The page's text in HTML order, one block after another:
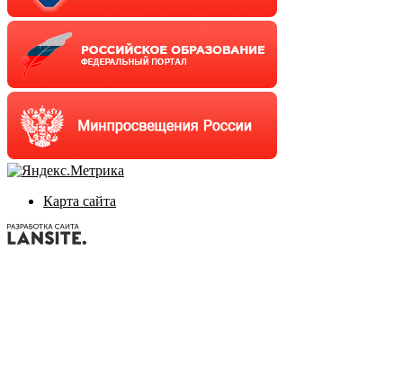
Карта сайта